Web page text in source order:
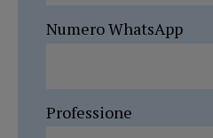
Numero WhatsApp
Professione